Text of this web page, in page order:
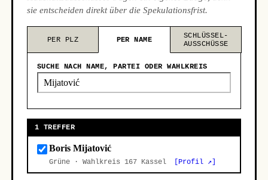
sie entscheiden direkt über die Spekulationsfrist.
PER PLZ PER NAME
SCHLÜSSEL-
AUSSCHÜSSE
SUCHE NACH NAME, PARTEI ODER WAHLKREIS
1 TREFFER
Boris Mijatović
Grüne · Wahlkreis 167 Kassel [Profil ↗]